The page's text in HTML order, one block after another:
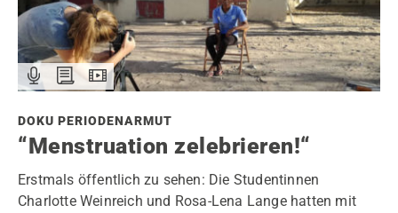
DOKU PERIODENARMUT
“Menstruation zelebrieren!“
Erstmals öffentlich zu sehen: Die Studentinnen
Charlotte Weinreich und Rosa-Lena Lange hatten mit